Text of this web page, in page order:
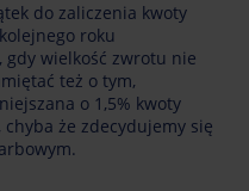
do zaliczenia kwoty
roku
gdy wielkość zwrotu nie
też o tym,
o 1,5% kwoty
że zdecydujemy się